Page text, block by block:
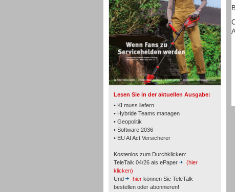
Lesen Sie in der aktuellen Ausgabe:
• KI muss liefern
• Hybride Teams managen
• Geopolitik
• Software 2036
• EU AI Act Versicherer
Kostenlos zum Durchklicken:
TeleTalk 04/26 als ePaper
(hier
klicken)
Und
hier können Sie TeleTalk
bestellen oder abonnieren!
TK- und ACD-Systeme
Workforce-Management